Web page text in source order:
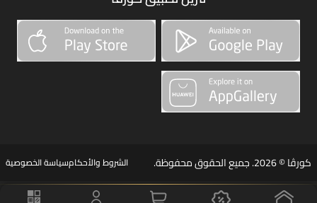
كورڤا © 2026. جميع الحقوق محفوظة. الشروط والأحكامسياسة الخصوصية